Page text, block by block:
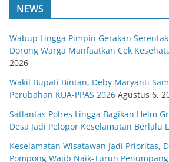
NEWS
Wabup Lingga Pimpin Gerakan
Dorong Warga Manfaatkan Cek
2026
Wakil Bupati Bintan, Deby Maryanti
Perubahan KUA-PPAS 2026 Agustus 6,
Satlantas Polres Lingga Bagikan Helm
Desa Jadi Pelopor Keselamatan Berlalu
Keselamatan Wisatawan Jadi Prioritas,
Pompong Wajib Naik-Turun